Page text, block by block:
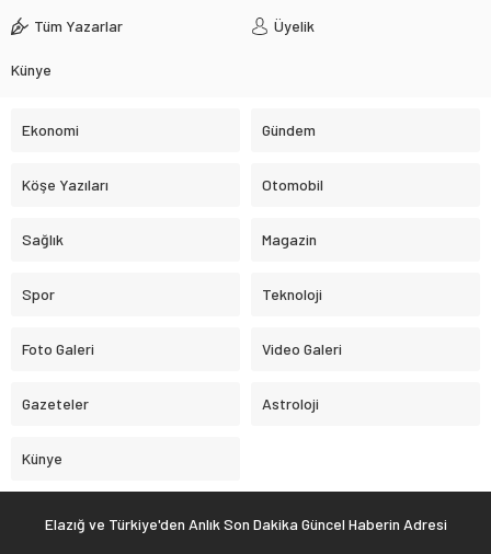
Tüm Yazarlar Üyelik
Künye
Ekonomi Gündem
Köşe Yazıları Otomobil
Sağlık Magazin
Spor Teknoloji
Foto Galeri Video Galeri
Gazeteler Astroloji
Künye
Elazığ ve Türkiye'den Anlık Son Dakika Güncel Haberin Adresi